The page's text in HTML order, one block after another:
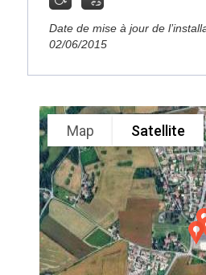
Date de mise à jour de
02/06/2015
Map Satellite